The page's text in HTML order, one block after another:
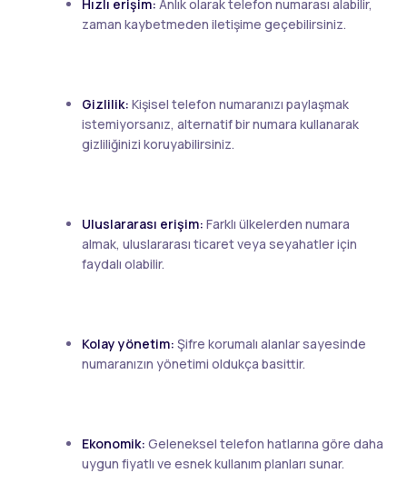
Hızlı erişim: Anlık olarak telefon numarası alabilir,
zaman kaybetmeden iletişime geçebilirsiniz.
Gizlilik: Kişisel telefon numaranızı paylaşmak
istemiyorsanız, alternatif bir numara kullanarak
gizliliğinizi koruyabilirsiniz.
Uluslararası erişim: Farklı ülkelerden numara
almak, uluslararası ticaret veya seyahatler için
faydalı olabilir.
Kolay yönetim: Şifre korumalı alanlar sayesinde
numaranızın yönetimi oldukça basittir.
Ekonomik: Geleneksel telefon hatlarına göre daha
uygun fiyatlı ve esnek kullanım planları sunar.